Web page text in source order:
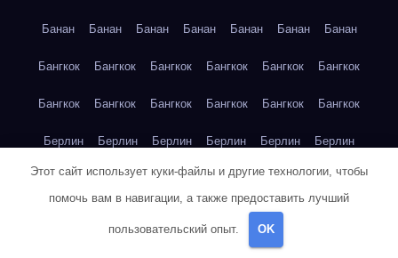
Банан Банан Банан Банан Банан Банан Банан
Бангкок Бангкок Бангкок Бангкок Бангкок Бангкок
Бангкок Бангкок Бангкок Бангкок Бангкок Бангкок
Берлин Берлин Берлин Берлин Берлин Берлин
Берлин Берлин Берлин Берлин Берлин Берлин
Берлин
Берлин
Этот сайт использует куки-файлы и другие технологии, чтобы
помочь вам в навигации, а также предоставить лучший
пользовательский опыт. OK